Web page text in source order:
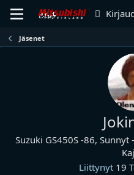
Kirjaudu
Jäsenet
Suzuki GS450S -86,
Liittynyt 19